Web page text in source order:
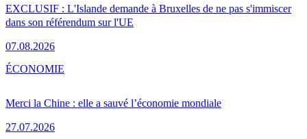
EXCLUSIF : L'Islande demande à Bruxelles de ne pas s'immiscer
dans son référendum sur l'UE
07.08.2026
Merci la Chine : elle a sauvé l’économie mondiale
27.07.2026
ÉCONOMIE